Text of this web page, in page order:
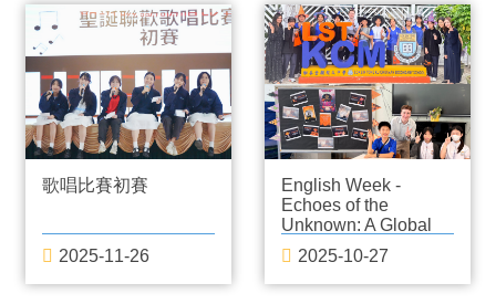
歌唱比賽初賽
2025-11-26
English Week -
Echoes of the
Unknown: A Global
Tale
2025-10-27